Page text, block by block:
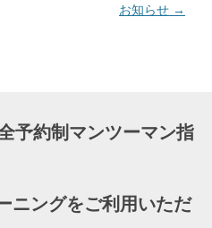
お知らせ →
予約制マンツーマン指
ニングをご利用いただ